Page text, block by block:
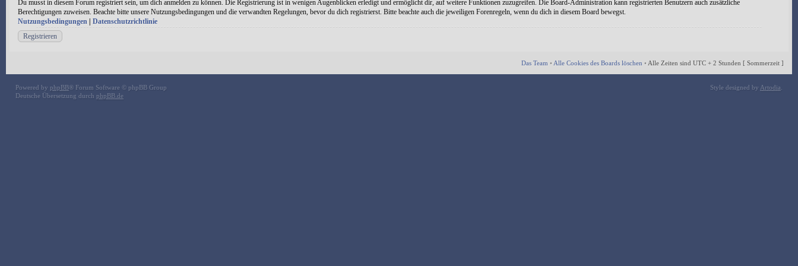
Du musst in diesem Forum registriert sein, um dich anmelden zu können. Die Registrierung ist in wenigen Augenblicken erledigt und ermöglicht dir, auf weitere Funktionen zuzugreifen. Die Board-Administration kann registrierten Benutzern auch zusätzliche
Berechtigungen zuweisen. Beachte bitte unsere Nutzungsbedingungen und die verwandten Regelungen, bevor du dich registrierst. Bitte beachte auch die jeweiligen Forenregeln, wenn du dich in diesem Board bewegst.
Nutzungsbedingungen
Datenschutzrichtlinie
Registrieren
Das Team • Alle Cookies des Boards löschen • Alle Zeiten sind UTC + 2 Stunden [ Sommerzeit ]
Powered by phpBB® Forum Software © phpBB Group
Deutsche Übersetzung durch phpBB.de
Style designed by Artodia